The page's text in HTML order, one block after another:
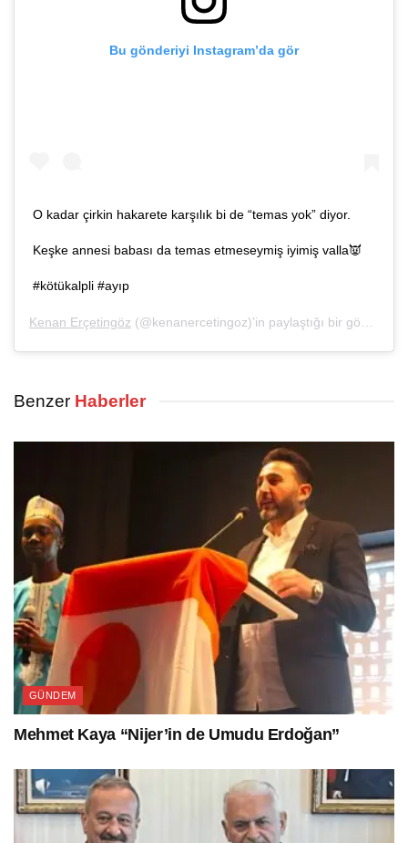
Bu gönderiyi Instagram’da gör
O kadar çirkin hakarete karşılık bi de “temas yok” diyor.
Keşke annesi babası da temas etmeseymiş iyimiş valla👿
#kötükalpli #ayıp
Kenan Erçetingöz (@kenanercetingoz)’in paylaştığı bir gönderi (
Benzer Haberler
GÜNDEM
Mehmet Kaya “Nijer’in de Umudu Erdoğan”